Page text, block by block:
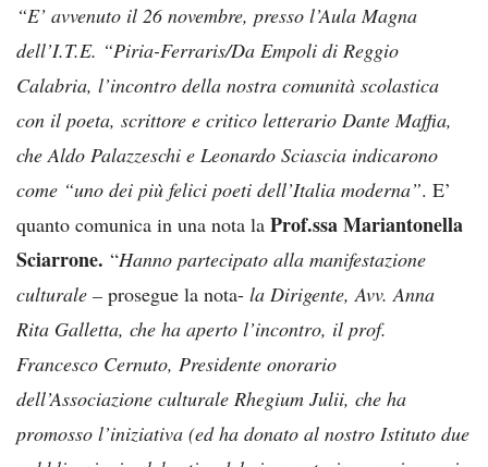
“E’ avvenuto il 26 novembre, presso l’Aula Magna
dell’I.T.E. “Piria-Ferraris/Da Empoli di Reggio
Calabria, l’incontro della nostra comunità scolastica
con il poeta, scrittore e critico letterario Dante Maffia,
che Aldo Palazzeschi e Leonardo Sciascia indicarono
come “uno dei più felici poeti dell’Italia moderna”. E’
quanto comunica in una nota la Prof.ssa Mariantonella
Sciarrone. “Hanno partecipato alla manifestazione
culturale – prosegue la nota- la Dirigente, Avv. Anna
Rita Galletta, che ha aperto l’incontro, il prof.
Francesco Cernuto, Presidente onorario
dell’Associazione culturale Rhegium Julii, che ha
promosso l’iniziativa (ed ha donato al nostro Istituto due